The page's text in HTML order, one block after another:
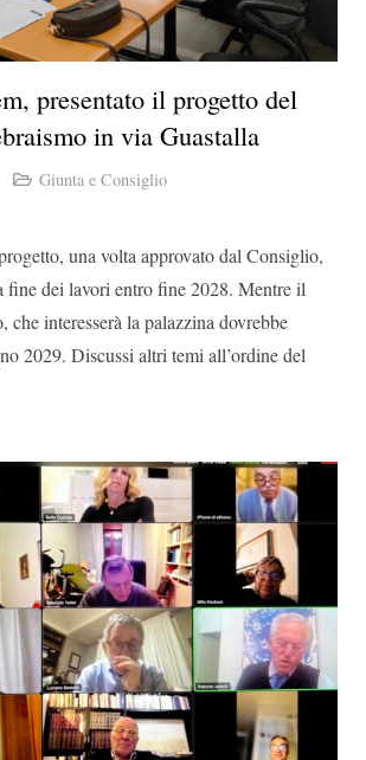
presentato il progetto del
in via Guastalla
Giunta e Consiglio
una volta approvato dal Consiglio,
fine dei lavori entro fine 2028. Mentre il
che interesserà la palazzina dovrebbe
2029. Discussi altri temi all’ordine del